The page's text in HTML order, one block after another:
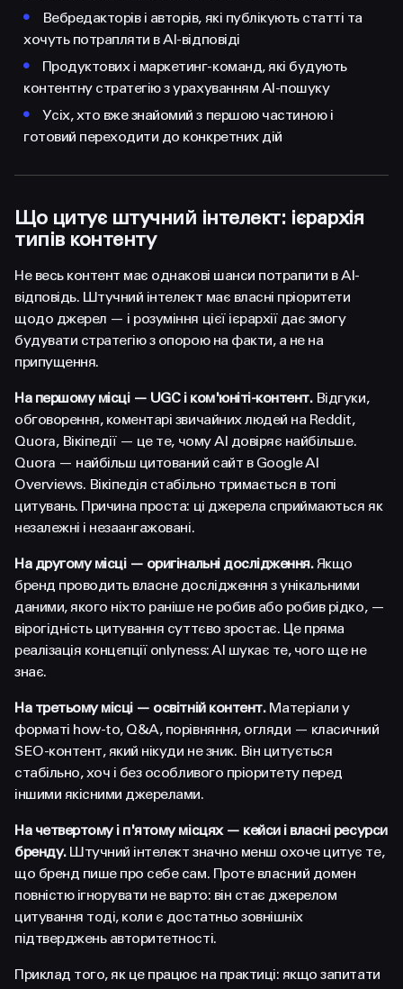
•
Вебредакторів і авторів, які публікують статті та
хочуть потрапляти в AI-відповіді
•
Продуктових і маркетинг-команд, які будують
контентну стратегію з урахуванням AI-пошуку
•
Усіх, хто вже знайомий з першою частиною і
готовий переходити до конкретних дій
Що цитує штучний інтелект: ієрархія
типів контенту
Не весь контент має однакові шанси потрапити в AI-
відповідь. Штучний інтелект має власні пріоритети
щодо джерел — і розуміння цієї ієрархії дає змогу
будувати стратегію з опорою на факти, а не на
припущення.
На першому місці — UGC і ком'юніті-контент.Відгуки,
обговорення, коментарі звичайних людей на Reddit,
Quora, Вікіпедії — це те, чому AI довіряє найбільше.
Quora — найбільш цитований сайт в Google AI
Overviews. Вікіпедія стабільно тримається в топі
цитувань. Причина проста: ці джерела сприймаються як
незалежні і незаангажовані.
На другому місці — оригінальні дослідження.Якщо
бренд проводить власне дослідження з унікальними
даними, якого ніхто раніше не робив або робив рідко, —
вірогідність цитування суттєво зростає. Це пряма
реалізація концепції onlyness: AI шукає те, чого ще не
знає.
На третьому місці — освітній контент.Матеріали у
форматі how-to, Q&A, порівняння, огляди — класичний
SEO-контент, який нікуди не зник. Він цитується
стабільно, хоч і без особливого пріоритету перед
іншими якісними джерелами.
На четвертому і п'ятому місцях — кейси і власні ресурси
бренду.Штучний інтелект значно менш охоче цитує те,
що бренд пише про себе сам. Проте власний домен
повністю ігнорувати не варто: він стає джерелом
цитування тоді, коли є достатньо зовнішніх
підтверджень авторитетності.
Приклад того, як це працює на практиці: якщо запитати